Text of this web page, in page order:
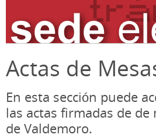
Actas de
En esta sección puede
las actas firmadas de
de Valdemoro.